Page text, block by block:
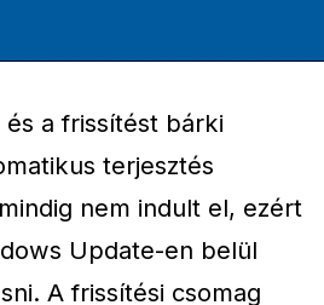
a frissítést bárki
terjesztés
nem indult el, ezért
Update-en belül
A frissítési csomag